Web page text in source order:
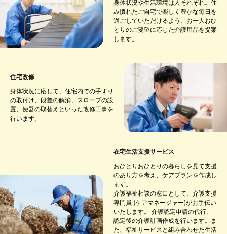
身体状況や生活環境は人それぞれ。住
み慣れたご自宅で楽しく豊かな毎日を
過ごしていただけるよう、お一人おひ
とりのご要望に応じた介護用品を提案
します。
住宅改修
身体状況に応じて、住宅内での手すり
の取付け、段差の解消、スロープの設
置、便器の取替えといった改修工事を
行います。
在宅生活支援サービス
おひとりおひとりの暮らしを見て支援
のあり方を考え、ケアプランを作成し
ます。
介護福祉相談の窓口として、介護支援
専門員 (ケアマネージャー)がお手伝い
いたします。 介護認定申請の代行、
認定後の介護計画作成を行います。ま
た、福祉サービスと組み合わせた生活